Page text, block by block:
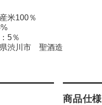
米100％
5％
渋川市 聖酒造
商品仕様